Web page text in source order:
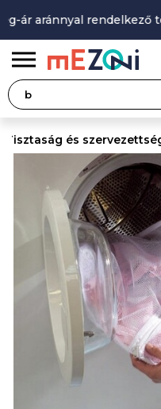
ár aránnyal rendelkező
Tisztaság és